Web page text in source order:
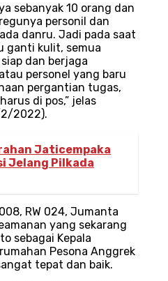
sebanyak 10 orang dan
personil dan
danru. Jadi pada saat
ganti kulit, semua
dan berjaga
personel yang baru
pergantian tugas,
di pos,” jelas
2/2022).
Jaticempaka
Jelang Pilkada
RW 024, Jumanta
yang sekarang
sebagai Kepala
Pesona Anggrek
tepat dan baik.